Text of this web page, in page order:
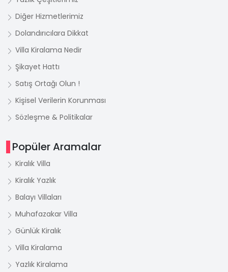
Diğer Hizmetlerimiz
Dolandırıcılara Dikkat
Villa Kiralama Nedir
Şikayet Hattı
Satış Ortağı Olun !
Kişisel Verilerin Korunması
Sözleşme & Politikalar
Popüler Aramalar
Kiralık Villa
Kiralık Yazlık
Balayı Villaları
Muhafazakar Villa
Günlük Kiralık
Villa Kiralama
Yazlık Kiralama